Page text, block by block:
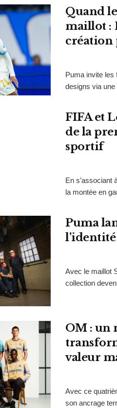
Quand
maillot :
création
Puma invite les
designs via une
FIFA et
de la
sportif
En s’associant
la montée en
Puma
Avec le maillot
collection
OM : un
valeur
Avec ce
son ancrage